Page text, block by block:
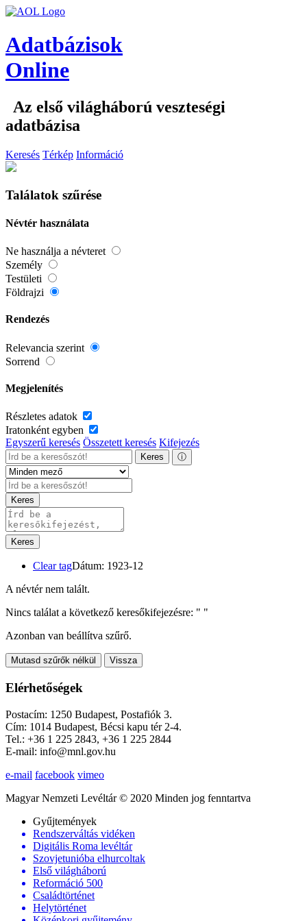
Adatbázisok
Online
Az első világháború veszteségi
adatbázisa
Keresés Térkép Információ
Találatok szűrése
Névtér használata
Ne használja a névteret
Személy
Testületi
Földrajzi
Rendezés
Relevancia szerint
Sorrend
Megjelenítés
Részletes adatok
Iratonként egyben
Egyszerű keresés Összetett keresés Kifejezés
Keres ⓘ
Keres
Keres
Clear tagDátum: 1923-12
A névtér nem talált.
Nincs találat a következő keresőkifejezésre: " "
Azonban van beállítva szűrő.
Mutasd szűrők nélkül Vissza
Elérhetőségek
Postacím: 1250 Budapest, Postafiók 3.
Cím: 1014 Budapest, Bécsi kapu tér 2-4.
Tel.: +36 1 225 2843, +36 1 225 2844
E-mail: info@mnl.gov.hu
e-mail facebook vimeo
Magyar Nemzeti Levéltár © 2020 Minden jog fenntartva
Gyűjtemények
Rendszerváltás vidéken
Digitális Roma levéltár
Szovjetunióba elhurcoltak
Első világháború
Reformáció 500
Családtörténet
Helytörténet